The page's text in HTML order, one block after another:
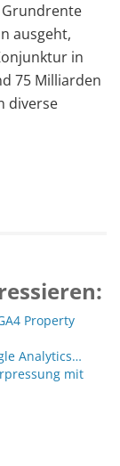
Grundrente
ausgeht,
in
75 Milliarden
diverse
Property
Analytics…
mit